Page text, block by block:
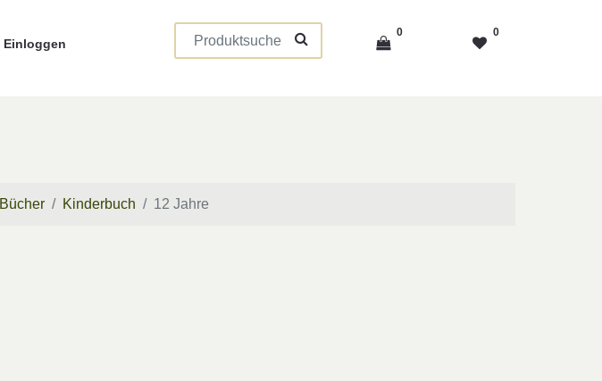
Einloggen
0 0
Bücher Kinderbuch 12 Jahre